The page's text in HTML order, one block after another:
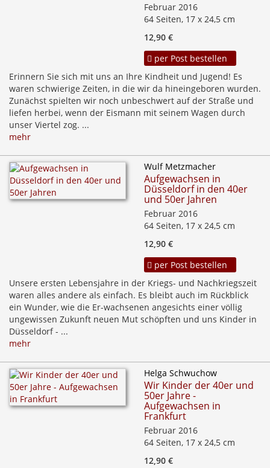
Februar 2016
64 Seiten, 17 x 24,5 cm
12,90 €
per Post bestellen
Erinnern Sie sich mit uns an Ihre Kindheit und Jugend! Es
waren schwierige Zeiten, in die wir da hineingeboren wurden.
Zunächst spielten wir noch unbeschwert auf der Straße und
liefen herbei, wenn der Eismann mit seinem Wagen durch
unser Viertel zog. ...
mehr
Wulf Metzmacher
Aufgewachsen in
Düsseldorf in den 40er
und 50er Jahren
Februar 2016
64 Seiten, 17 x 24,5 cm
12,90 €
per Post bestellen
Unsere ersten Lebensjahre in der Kriegs- und Nachkriegszeit
waren alles andere als einfach. Es bleibt auch im Rückblick
ein Wunder, wie die Er-wachsenen angesichts einer völlig
ungewissen Zukunft neuen Mut schöpften und uns Kinder in
Düsseldorf - ...
mehr
Helga Schwuchow
Wir Kinder der 40er und
50er Jahre -
Aufgewachsen in
Frankfurt
Februar 2016
64 Seiten, 17 x 24,5 cm
12,90 €